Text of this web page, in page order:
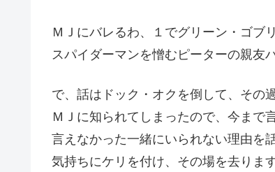
ＭＪにバレるわ、１でグリーン・ゴブ
スパイダーマンを憎むピーターの親友
で、話はドック・オクを倒して、その
ＭＪに知られてしまったので、今まで
言えなかった一緒にいられない理由を
気持ちにケリを付け、その場を去ります